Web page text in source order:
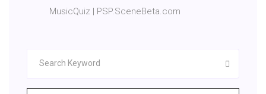
MusicQuiz | PSP.SceneBeta.com